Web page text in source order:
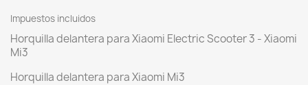
Impuestos incluidos
Horquilla delantera para Xiaomi Electric Scooter 3 - Xiaomi
Mi3
Horquilla delantera para Xiaomi Mi3